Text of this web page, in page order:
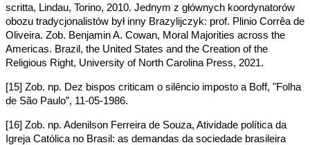
scritta, Lindau, Torino, 2010. Jednym z głównych koordynatorów
obozu tradycjonalistów był inny Brazylijczyk: prof. Plinio Corrêa de
Oliveira. Zob. Benjamin A. Cowan, Moral Majorities across the
Americas. Brazil, the United States and the Creation of the
Religious Right, University of North Carolina Press, 2021.
[15] Zob. np. Dez bispos criticam o silêncio imposto a Boff, "Folha
de São Paulo”, 11-05-1986.
[16] Zob. np. Adenilson Ferreira de Souza, Atividade política da
Igreja Católica no Brasil: as demandas da sociedade brasileira